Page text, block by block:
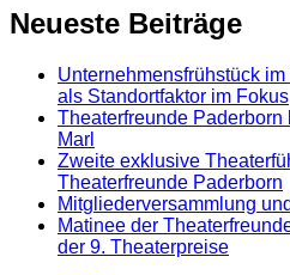
Neueste Beiträge
Unternehmensfrühstück
als Standortfaktor im Fokus
Theaterfreunde
Marl
Zweite exklusive
Theaterfreunde Paderborn
Mitgliederversammlung
Matinee der
der 9. Theaterpreise